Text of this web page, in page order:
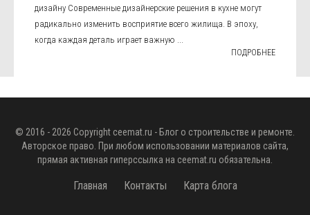
дизайну Современные дизайнерские решения в кухне могут
радикально изменить восприятие всего жилища. В эпоху,
когда каждая деталь играет важную ...
ПОДРОБНЕЕ
© 2016 - 2026 Copyright ceemat.ru - Блог о строительстве и ремонте.
Авторское право. При любом использовании материалов сайта,
прямая активная гиперссылка на ceemat.ru обязательна.
Главная Контакты Карта блога